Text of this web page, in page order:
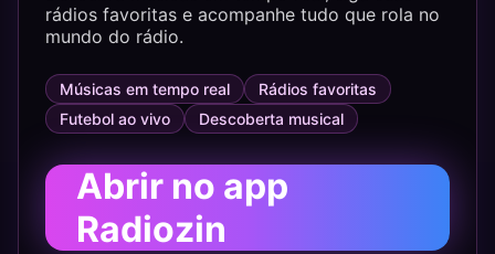
rádios favoritas e acompanhe tudo que rola no
mundo do rádio.
Músicas em tempo real
Rádios favoritas
Futebol ao vivo
Descoberta musical
Abrir no app
Radiozin